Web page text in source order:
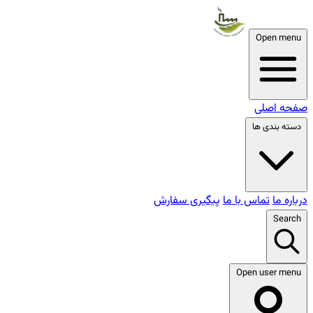
Open menu
صفحه اصلی
دسته بندی ها
درباره ماتماس با ما پیگیری سفارش
Search
Open user menu